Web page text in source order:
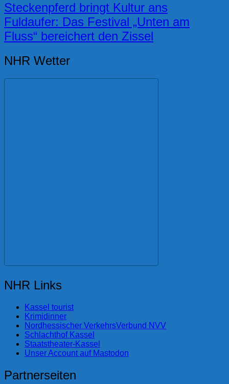
Steckenpferd bringt Kultur ans
Fuldaufer: Das Festival „Unten am
Fluss“ bereichert den Zissel
NHR Wetter
NHR Links
Kassel tourist
Krimidinner
Nordhessischer VerkehrsVerbund NVV
Schlachthof Kassel
Staatstheater-Kassel
Unser Account auf Mastodon
Partnerseiten